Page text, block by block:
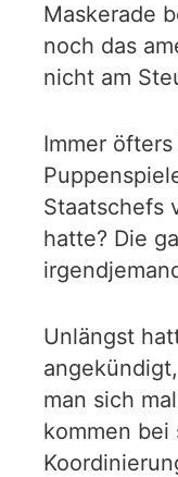
Maskerade
noch das
nicht am
Immer
Staatschefs
hatte? Die
Unlängst
man sich
kommen